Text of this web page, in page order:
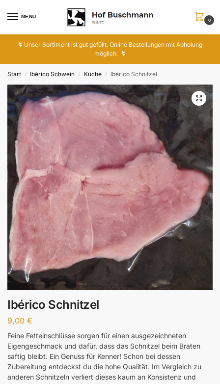
MENÜ
0
↯ Unser Sortiment ist gut gefüllt. Online Bestellungen mit Abholung
möglich. ↯
Start / Ibérico Schwein / Küche / Ibérico Schnitzel
Ibérico Schnitzel
9,00 €
Feine Fetteinschlüsse sorgen für einen ausgezeichneten
Eigengeschmack und dafür, dass das Schnitzel beim Braten
saftig bleibt. Ein Genuss für Kenner! Schon bei dessen
Zubereitung entdeckst du die hohe Qualität. Im Vergleich zu
anderen Schnitzeln verliert dieses kaum an Konsistenz und